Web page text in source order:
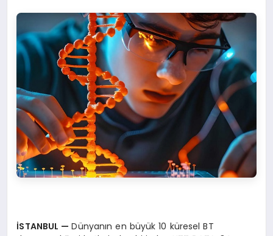
İSTANBUL —Dünyanın en büyük 10 küresel BT